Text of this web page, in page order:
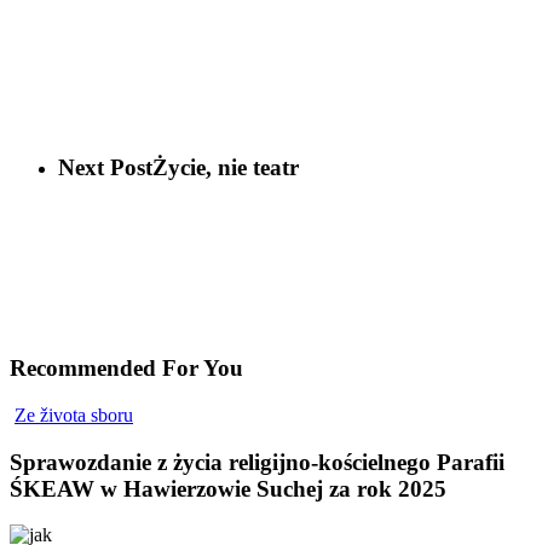
Next PostŻycie, nie teatr
Recommended For You
Ze života sboru
Sprawozdanie z życia religijno-kościelnego Parafii
ŚKEAW w Hawierzowie Suchej za rok 2025